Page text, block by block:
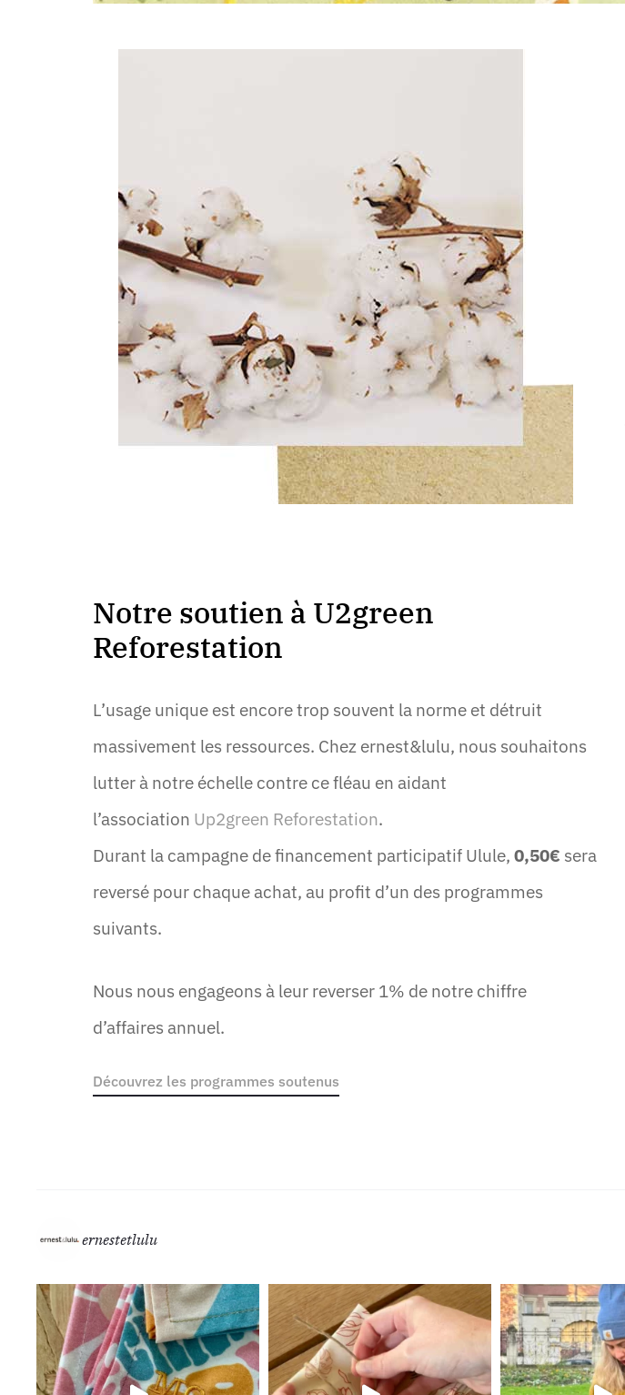
Notre soutien à U2green
Reforestation
L’usage unique est encore trop souvent la norme et détruit
massivement les ressources. Chez ernest&lulu, nous souhaitons
lutter à notre échelle contre ce fléau en aidant
l’association Up2green Reforestation.
Durant la campagne de financement participatif Ulule, 0,50€ sera
reversé pour chaque achat, au profit d’un des programmes
suivants.
Nous nous engageons à leur reverser 1% de notre chiffre
d’affaires annuel.
Découvrez les programmes soutenus
ernestetlulu